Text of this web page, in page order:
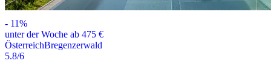
- 11%
unter der Woche ab 475 €
ÖsterreichBregenzerwald
5.8/6